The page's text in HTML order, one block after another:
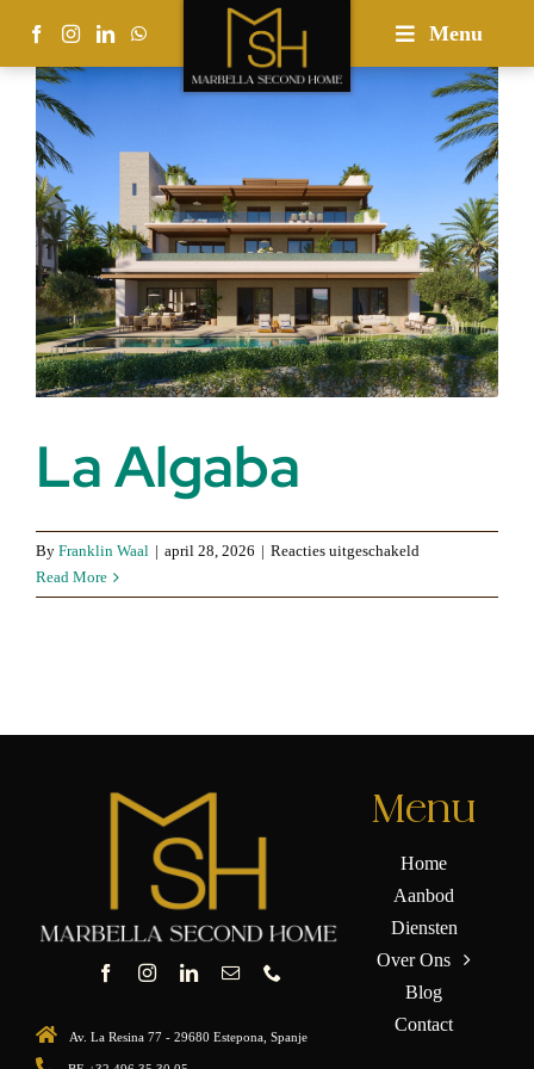
content
Menu
La Algaba
By Franklin Waal | april 28, 2026 | Reacties uitgeschakeld
Algaba
Read More
Av. La Resina 77 - 29680 Estepona, Spanje
Menu
Home
Aanbod
Diensten
Over Ons
Blog
Contact